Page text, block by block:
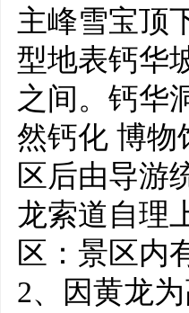
主峰雪宝顶
型地表钙华
之间。钙华
然钙化 博物
区后由导游
龙索道自理
区：景区内
2、因黄龙